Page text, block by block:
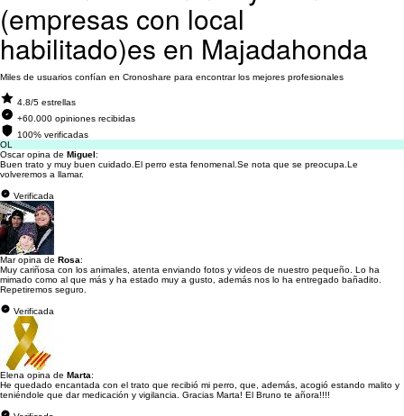
(empresas con local
habilitado)es en Majadahonda
Miles de usuarios confían en Cronoshare para encontrar los mejores profesionales
4.8/5 estrellas
+60.000 opiniones recibidas
100% verificadas
OL
Oscar opina de Miguel:
Buen trato y muy buen cuidado.El perro esta fenomenal.Se nota que se preocupa.Le
volveremos a llamar.
Verificada
Mar opina de Rosa:
Muy cariñosa con los animales, atenta enviando fotos y videos de nuestro pequeño. Lo ha
mimado como al que más y ha estado muy a gusto, además nos lo ha entregado bañadito.
Repetiremos seguro.
Verificada
Elena opina de Marta:
He quedado encantada con el trato que recibió mi perro, que, además, acogió estando malito y
teniéndole que dar medicación y vigilancia. Gracias Marta! El Bruno te añora!!!!